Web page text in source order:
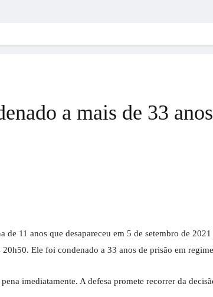
a mais de 33
11 anos que desapareceu em 5 de setembro de
Ele foi condenado a 33 anos de prisão em
imediatamente. A defesa promete recorrer da